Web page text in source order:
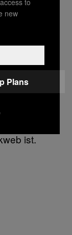
sagen
von
dazu
Man
gar
auch
die
ist.
new
Plans